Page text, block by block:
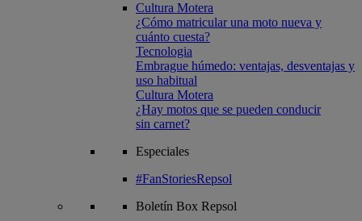
Cultura Motera
¿Cómo matricular una moto nueva y
cuánto cuesta?
Tecnologia
Embrague húmedo: ventajas, desventajas y
uso habitual
Cultura Motera
¿Hay motos que se pueden conducir
sin carnet?
Especiales
#FanStoriesRepsol
Boletín Box Repsol